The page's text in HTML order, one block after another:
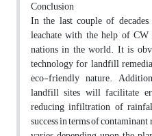
Conclusion
In the last couple of
leachate with the help of
nations in the world. It is
technology for landfill
eco-friendly nature.
landfill sites will facilitate
reducing infiltration of
success in terms of